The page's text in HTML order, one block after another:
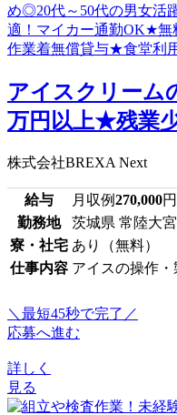
アイスクリーム
万円以上★残業
株式会社BREXA Next
給与 月収例270,000円
勤務地
茨城県 常陸大
寮・社宅 あり（無料）
仕事内容 アイスの操作・
＼最短45秒で完了／
応募へ進む
詳しく
見る